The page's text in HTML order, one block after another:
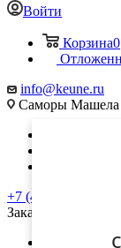
Войти
Корзина0
info@keune.ru
Саморы Машела
+7 (499) 486-15-36
Заказать звонок
О